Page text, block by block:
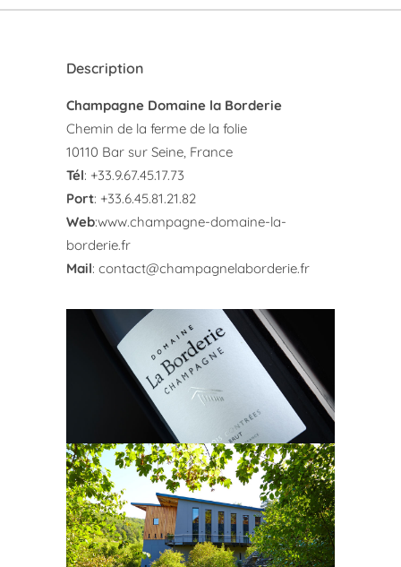
Description
Champagne Domaine la Borderie
Chemin de la ferme de la folie
10110 Bar sur Seine, France
Tél: +33.9.67.45.17.73
Port: +33.6.45.81.21.82
Web:www.champagne-domaine-la-
borderie.fr
Mail: contact@champagnelaborderie.fr